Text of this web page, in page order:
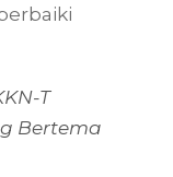
T
Bertema